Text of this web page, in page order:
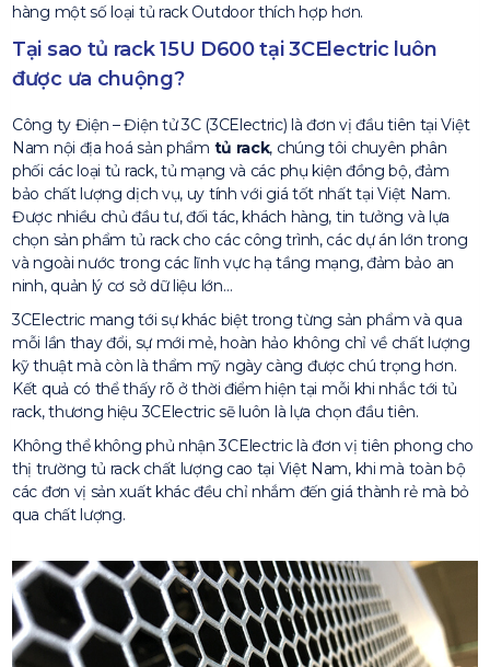
hàng một số loại tủ rack Outdoor thích hợp hơn.
Tại sao tủ rack 15U D600 tại 3CElectric luôn
được ưa chuộng?
Công ty Điện – Điện tử 3C (3CElectric) là đơn vị đầu tiên tại Việt
Nam nội địa hoá sản phẩm tủ rack, chúng tôi chuyên phân
phối các loại tủ rack, tủ mạng và các phụ kiện đồng bộ, đảm
bảo chất lượng dịch vụ, uy tính với giá tốt nhất tại Việt Nam.
Được nhiều chủ đầu tư, đối tác, khách hàng, tin tưởng và lựa
chọn sản phẩm tủ rack cho các công trình, các dự án lớn trong
và ngoài nước trong các lĩnh vực hạ tầng mạng, đảm bảo an
ninh, quản lý cơ sở dữ liệu lớn…
3CElectric mang tới sự khác biệt trong từng sản phẩm và qua
mỗi lần thay đổi, sự mới mẻ, hoàn hảo không chỉ về chất lượng
kỹ thuật mà còn là thẩm mỹ ngày càng được chú trọng hơn.
Kết quả có thể thấy rõ ở thời điểm hiện tại mỗi khi nhắc tới tủ
rack, thương hiệu 3CElectric sẽ luôn là lựa chọn đầu tiên.
Không thể không phủ nhận 3CElectric là đơn vị tiên phong cho
thị trường tủ rack chất lượng cao tại Việt Nam, khi mà toàn bộ
các đơn vị sản xuất khác đều chỉ nhắm đến giá thành rẻ mà bỏ
qua chất lượng.